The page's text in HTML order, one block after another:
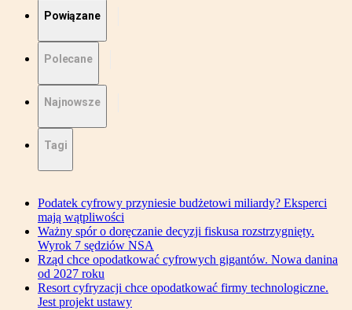
Powiązane
Polecane
Najnowsze
Tagi
Podatek cyfrowy przyniesie budżetowi miliardy? Eksperci
mają wątpliwości
Ważny spór o doręczanie decyzji fiskusa rozstrzygnięty.
Wyrok 7 sędziów NSA
Rząd chce opodatkować cyfrowych gigantów. Nowa danina
od 2027 roku
Resort cyfryzacji chce opodatkować firmy technologiczne.
Jest projekt ustawy